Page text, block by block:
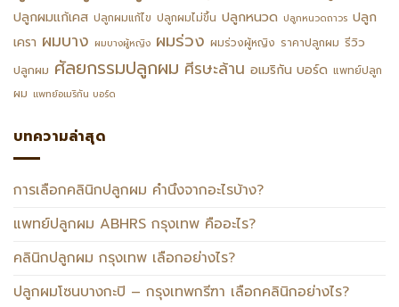
ปลูกผมแก้เคส ปลูกผมแก้ไข ปลูกผมไม่ขึ้น ปลูกหนวด ปลูกหนวดถาวร ปลูก
เครา ผมบาง ผมบางผู้หญิง ผมร่วง ผมร่วงผู้หญิง ราคาปลูกผม รีวิว
ปลูกผม ศัลยกรรมปลูกผม ศีรษะล้าน อเมริกัน บอร์ด แพทย์ปลูก
ผม แพทย์อเมริกัน บอร์ด
บทความล่าสุด
การเลือกคลินิกปลูกผม คำนึงจากอะไรบ้าง?
แพทย์ปลูกผม ABHRS กรุงเทพ คืออะไร?
คลินิกปลูกผม กรุงเทพ เลือกอย่างไร?
ปลูกผมโซนบางกะปิ – กรุงเทพกรีฑา เลือกคลินิกอย่างไร?